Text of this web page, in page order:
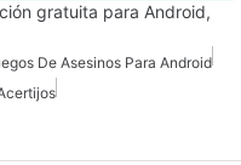
gratuita para Android,
De Asesinos Para Android